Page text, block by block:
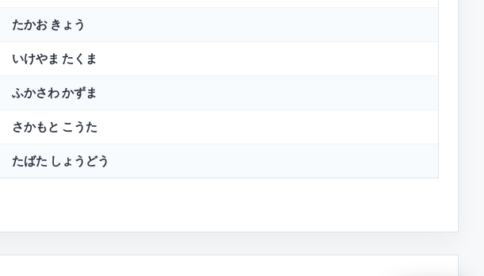
たかお きょう
いけやま たくま
ふかさわ かずま
さかもと こうた
たばた しょうどう